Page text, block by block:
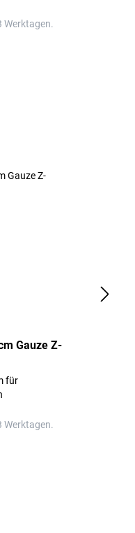
Werktagen.
Gauze Z-
für
Werktagen.